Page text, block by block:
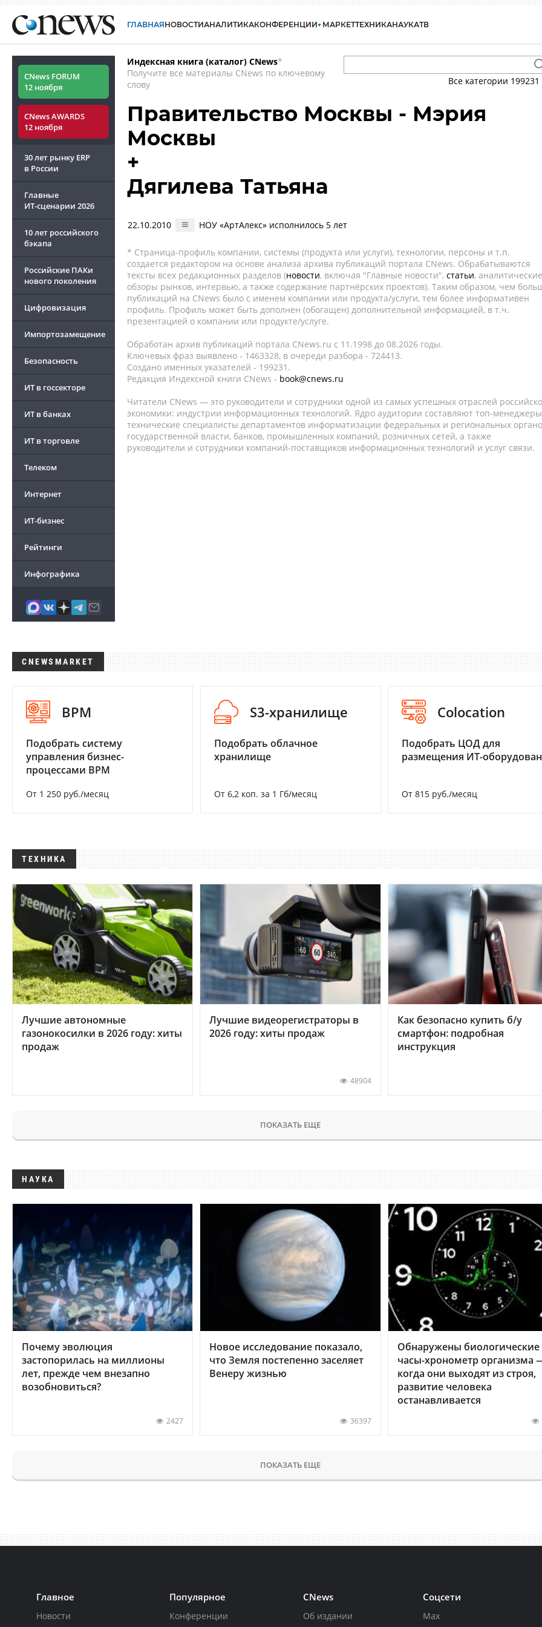
ГЛАВНАЯНОВОСТИАНАЛИТИКАКОНФЕРЕНЦИИ МАРКЕТТЕХНИКАНАУКАТВ
CNews FORUM
12 ноября
CNews AWARDS
12 ноября
30 лет рынку ERP
в России
Главные
ИТ-сценарии 2026
10 лет российского
бэкапа
Российские ПАКи
нового поколения
Цифровизация
Импортозамещение
Безопасность
ИТ в госсекторе
ИТ в банках
ИТ в торговле
Телеком
Интернет
ИТ-бизнес
Рейтинги
Инфографика
Индексная книга (каталог) CNews*
Получите все материалы CNews по ключевому
слову
Все категории 199231
Правительство Москвы - Мэрия
Москвы
+
Дягилева Татьяна
22.10.2010 НОУ «АртАлекс» исполнилось 5 лет
* Страница-профиль компании, системы (продукта или услуги), технологии, персоны и т.п.
создается редактором на основе анализа архива публикаций портала CNews. Обрабатываются
тексты всех редакционных разделов (новости, включая "Главные новости", статьи, аналитические
обзоры рынков, интервью, а также содержание партнёрских проектов). Таким образом, чем
публикаций на CNews было с именем компании или продукта/услуги, тем более информативен
профиль. Профиль может быть дополнен (обогащен) дополнительной информацией, в т.ч.
презентацией о компании или продукте/услуге.
Обработан архив публикаций портала CNews.ru c 11.1998 до 08.2026 годы.
Ключевых фраз выявлено - 1463328, в очереди разбора - 724413.
Создано именных указателей - 199231.
Редакция Индексной книги CNews - book@cnews.ru
Читатели CNews — это руководители и сотрудники одной из самых успешных отраслей
экономики: индустрии информационных технологий. Ядро аудитории составляют топ-
технические специалисты департаментов информатизации федеральных и региональных
государственной власти, банков, промышленных компаний, розничных сетей, а также
руководители и сотрудники компаний-поставщиков информационных технологий и услуг связи.
CNEWSMARKET
BPM
Подобрать систему
управления бизнес-
процессами BPM
От 1 250 руб./месяц
S3-хранилище
Подобрать облачное
хранилище
От 6,2 коп. за 1 Гб/месяц
Colocation
Подобрать ЦОД для
размещения ИТ-
От 815 руб./месяц
ТЕХНИКА
Лучшие автономные
газонокосилки в 2026 году: хиты
продаж
Лучшие видеорегистраторы в
2026 году: хиты продаж
48904
Как безопасно купить б/у
смартфон: подробная
инструкция
ПОКАЗАТЬ ЕЩЕ
НАУКА
Почему эволюция
застопорилась на миллионы
лет, прежде чем внезапно
возобновиться?
2427
Новое исследование показало,
что Земля постепенно заселяет
Венеру жизнью
36397
Обнаружены биологические
часы-хронометр организма
когда они выходят из строя,
развитие человека
останавливается
ПОКАЗАТЬ ЕЩЕ
Главное
Новости
Популярное
Конференции
CNews
Об издании
Соцсети
Max